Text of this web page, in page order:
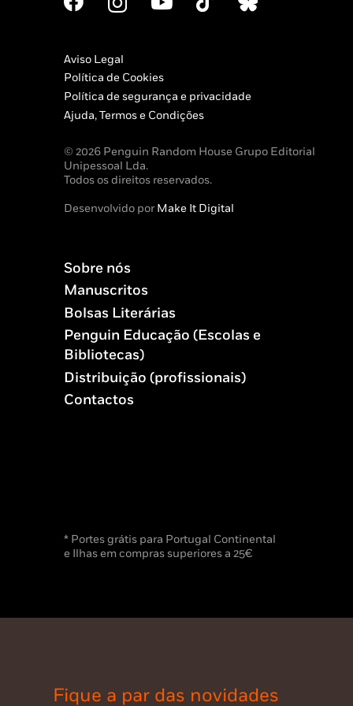
Aviso Legal
Política de Cookies
Política de segurança e privacidade
Ajuda, Termos e Condições
© 2026 Penguin Random House Grupo Editorial
Unipessoal Lda.
Todos os direitos reservados.
Desenvolvido porMake It Digital
Sobre nós
Manuscritos
Bolsas Literárias
Penguin Educação (Escolas e
Bibliotecas)
Distribuição (profissionais)
Contactos
* Portes grátis para Portugal Continental
e Ilhas em compras superiores a 25€
Fique a par das novidades